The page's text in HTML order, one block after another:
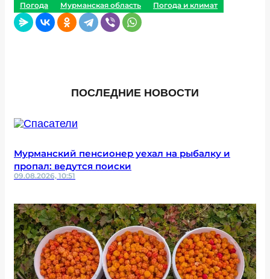
Погода Мурманская область Погода и климат
ПОСЛЕДНИЕ НОВОСТИ
Мурманский пенсионер уехал на рыбалку и
пропал: ведутся поиски
09.08.2026, 10:51